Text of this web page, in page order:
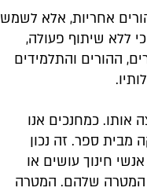
אחריות, אלא לשמש
ללא שיתוף פעולה,
ההורים והתלמידים
כמחנכים אנו
מבית ספר. זה נכון
חינוך עושים או
המטרה שלהם. המטרה